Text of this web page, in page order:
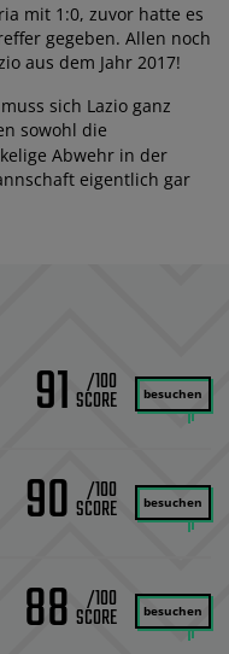
mit 1:0, zuvor hatte es
gegeben. Allen noch
aus dem Jahr 2017!
sich Lazio ganz
sowohl die
Abwehr in der
eigentlich gar
91 /100 besuchen
90 /100 besuchen
88 /100 besuchen